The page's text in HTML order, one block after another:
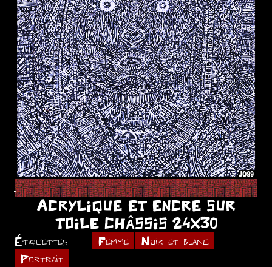
.
ACRYLIQUE ET ENCRE SUR
TOILE CHÂSSIS 24X30
Étiquettes Femme
Noir et blanc
Portrait